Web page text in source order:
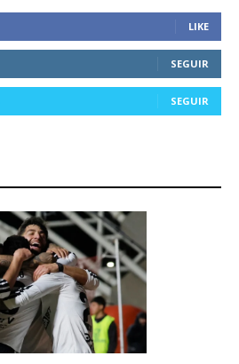
LIKE
SEGUIR
SEGUIR